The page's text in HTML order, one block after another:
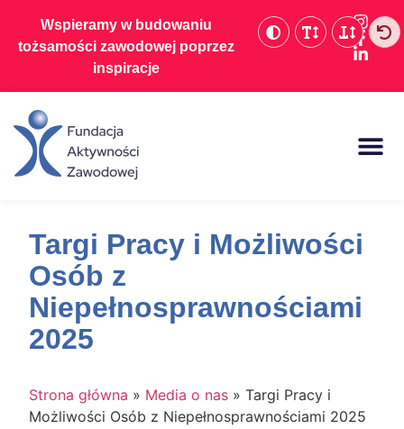
Wspieramy w budowaniu
tożsamości zawodowej poprzez
inspiracje
Targi Pracy i Możliwości
Osób z
Niepełnosprawnościami
2025
Strona główna » Media o nas » Targi Pracy i
Możliwości Osób z Niepełnosprawnościami 2025